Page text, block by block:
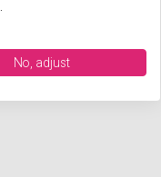
No, adjust